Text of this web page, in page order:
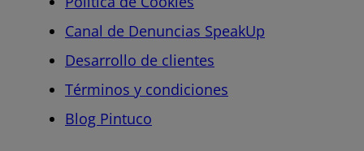
Canal de Denuncias SpeakUp
Desarrollo de clientes
Términos y condiciones
Blog Pintuco